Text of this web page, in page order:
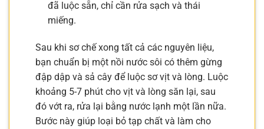
đã luộc sẵn, chỉ cần rửa sạch và thái
miếng.
Sau khi sơ chế xong tất cả các nguyên liệu,
bạn chuẩn bị một nồi nước sôi có thêm gừng
đập dập và sả cây để luộc sơ vịt và lòng. Luộc
khoảng 5-7 phút cho vịt và lòng săn lại, sau
đó vớt ra, rửa lại bằng nước lạnh một lần nữa.
Bước này giúp loại bỏ tạp chất và làm cho